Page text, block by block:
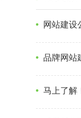
网站建设
品牌网站
马上了解